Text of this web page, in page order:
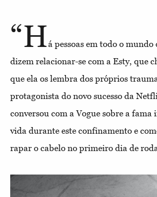
“Há pessoas em todo o mundo
dizem relacionar-se com a Esty, que
que ela os lembra dos próprios
protagonista do novo sucesso da
conversou com a Vogue sobre a fama
vida durante este confinamento e
rapar o cabelo no primeiro dia de